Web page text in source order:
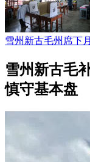
雪州新古毛州席下
雪州新古毛
慎守基本盘